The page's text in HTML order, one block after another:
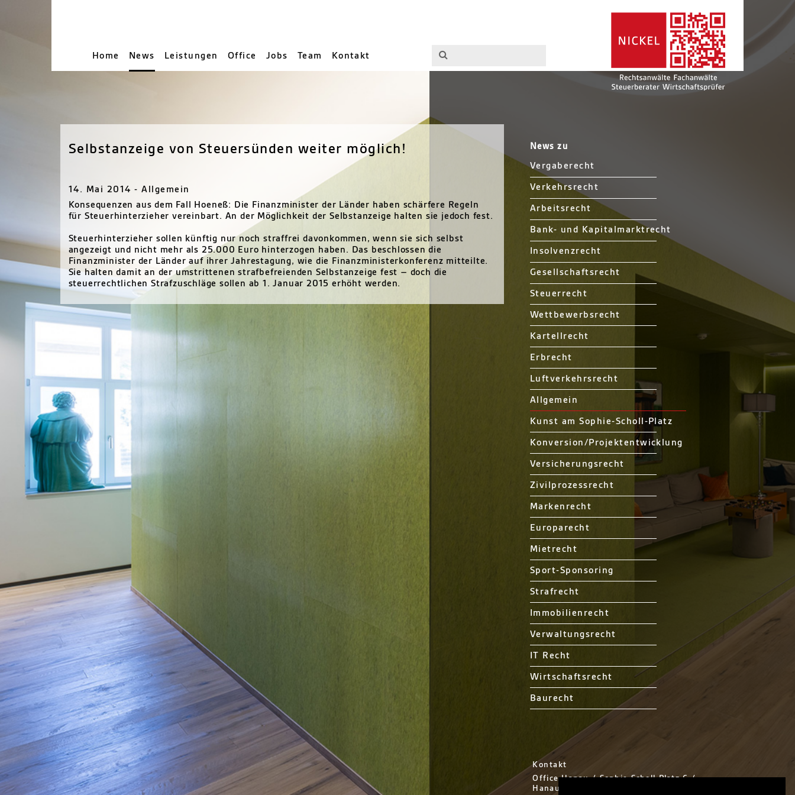
Home News Leistungen Office Jobs Team Kontakt
Selbstanzeige von Steuersünden weiter möglich!
14. Mai 2014 - Allgemein
Konsequenzen aus dem Fall Hoeneß: Die Finanzminister der Länder haben schärfere Regeln
für Steuerhinterzieher vereinbart. An der Möglichkeit der Selbstanzeige halten sie jedoch fest.
Steuerhinterzieher sollen künftig nur noch straffrei davonkommen, wenn sie sich selbst
angezeigt und nicht mehr als 25.000 Euro hinterzogen haben. Das beschlossen die
Finanzminister der Länder auf ihrer Jahrestagung, wie die Finanzministerkonferenz mitteilte.
Sie halten damit an der umstrittenen strafbefreienden Selbstanzeige fest – doch die
steuerrechtlichen Strafzuschläge sollen ab 1. Januar 2015 erhöht werden.
News zu
Vergaberecht
Verkehrsrecht
Arbeitsrecht
Bank- und Kapitalmarktrecht
Insolvenzrecht
Gesellschaftsrecht
Steuerrecht
Wettbewerbsrecht
Kartellrecht
Erbrecht
Luftverkehrsrecht
Allgemein
Kunst am Sophie-Scholl-Platz
Konversion/Projektentwicklung
Versicherungsrecht
Zivilprozessrecht
Markenrecht
Europarecht
Mietrecht
Sport-Sponsoring
Strafrecht
Immobilienrecht
Verwaltungsrecht
IT Recht
Wirtschaftsrecht
Baurecht
Kontakt
Office Hanau / Sophie Scholl Platz 6 /
Hanau